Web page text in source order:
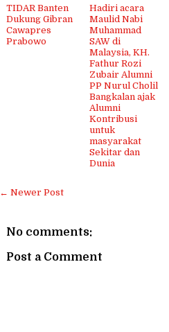
TIDAR Banten
Dukung Gibran
Cawapres
Prabowo
Hadiri acara
Maulid Nabi
Muhammad
SAW di
Malaysia, KH.
Fathur Rozi
Zubair Alumni
PP Nurul Cholil
Bangkalan ajak
Alumni
Kontribusi
untuk
masyarakat
Sekitar dan
Dunia
← Newer Post
No comments:
Post a Comment